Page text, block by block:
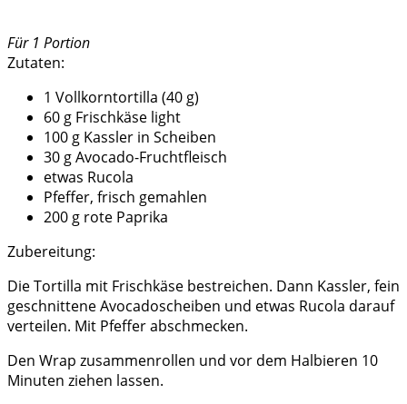
Für 1 Portion
Zutaten:
1 Vollkorntortilla (40 g)
60 g Frischkäse light
100 g Kassler in Scheiben
30 g Avocado-Fruchtfleisch
etwas Rucola
Pfeffer, frisch gemahlen
200 g rote Paprika
Zubereitung:
Die Tortilla mit Frischkäse bestreichen. Dann Kassler, fein
geschnittene Avocadoscheiben und etwas Rucola darauf
verteilen. Mit Pfeffer abschmecken.
Den Wrap zusammenrollen und vor dem Halbieren 10
Minuten ziehen lassen.